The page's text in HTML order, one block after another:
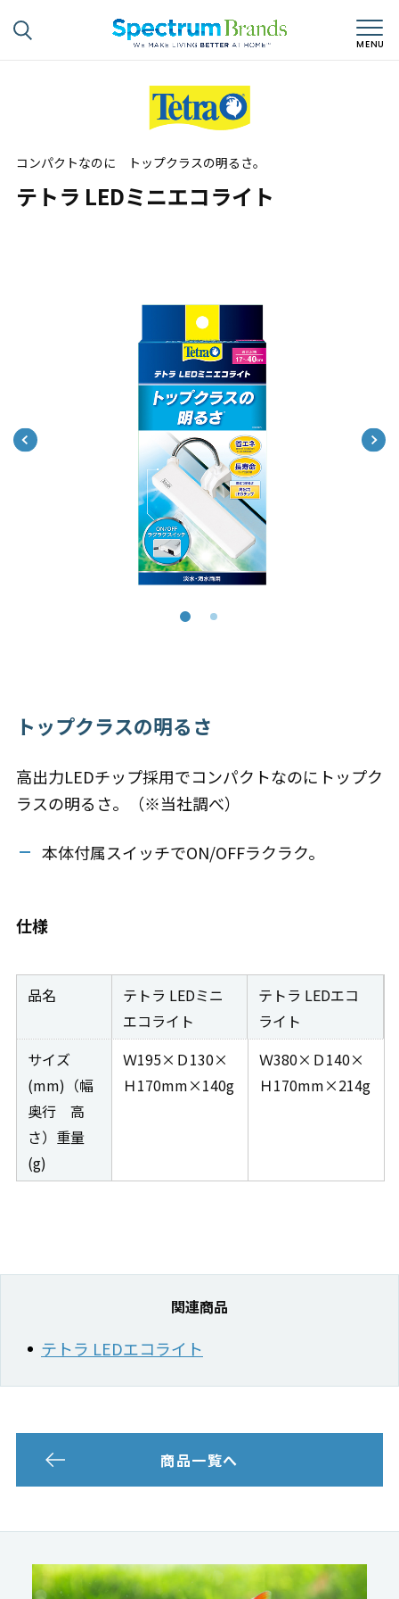
コンパクトなのに トップクラスの明るさ。
テトラ LEDミニエコライト
トップクラスの明るさ
高出力LEDチップ採用でコンパクトなのにトップク
ラスの明るさ。（※当社調べ）
本体付属スイッチでON/OFFラクラク。
仕様
品名
テトラ LEDミニ
エコライト
テトラ LEDエコ
ライト
サイズ
(mm)（幅
奥行 高
さ）重量
(g)
Ｗ195×Ｄ130×
Ｈ170mm×140g
Ｗ380×Ｄ140×
Ｈ170mm×214g
関連商品
テトラ LEDエコライト
商品一覧へ